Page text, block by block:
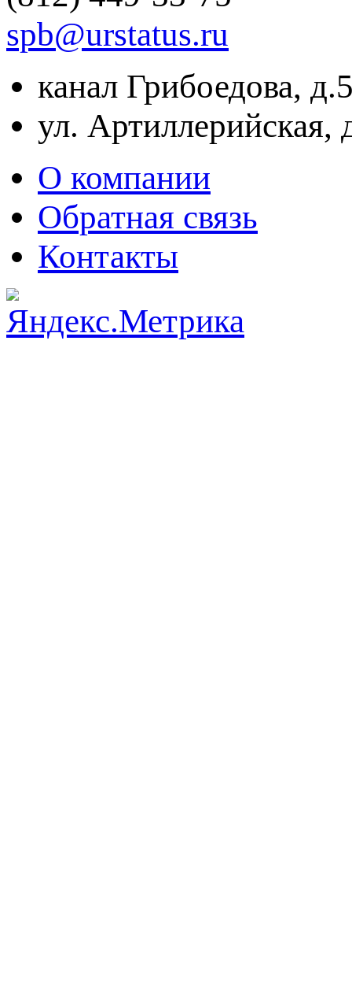
spb@urstatus.ru
канал Грибоедова,
ул. Артиллерийская,
О компании
Обратная связь
Контакты